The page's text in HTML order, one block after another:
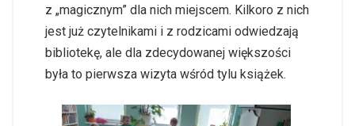
z „magicznym” dla nich miejscem. Kilkoro z nich
jest już czytelnikami i z rodzicami odwiedzają
bibliotekę, ale dla zdecydowanej większości
była to pierwsza wizyta wśród tylu książek.